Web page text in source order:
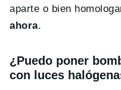
aparte o bien
ahora.
¿Puedo poner
con luces